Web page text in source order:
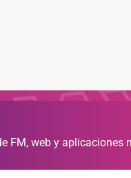
FM, web y aplicaciones